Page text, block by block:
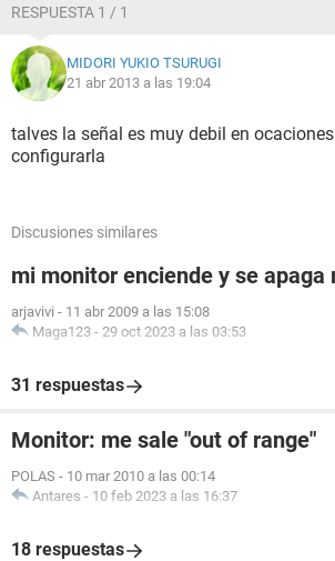
RESPUESTA 1 / 1
MIDORI YUKIO TSURUGI
21 abr 2013 a las 19:04
talves la señal es muy debil en
configurarla
Discusiones similares
mi monitor enciende y se apaga
arjavivi - 11 abr 2009 a las 15:08
Maga123 - 29 oct 2023 a las 03:53
31 respuestas
Monitor: me sale "out of range"
POLAS - 10 mar 2010 a las 00:14
Antares - 10 feb 2023 a las 16:37
18 respuestas